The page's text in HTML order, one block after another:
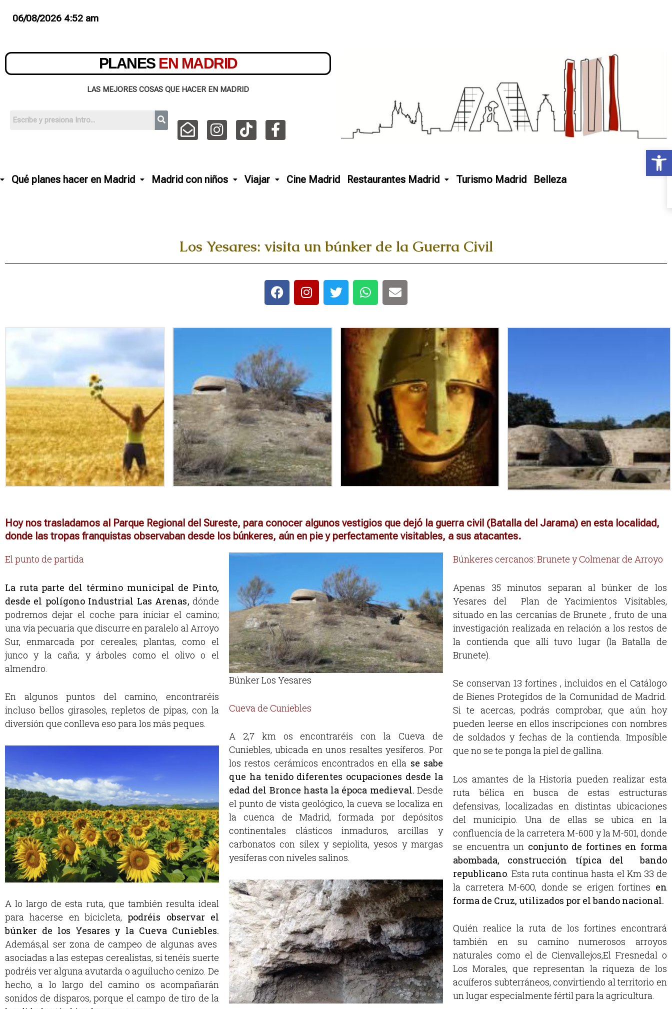
06/08/2026 4:52 am
PLANES EN MADRID
LAS MEJORES COSAS QUE HACER EN MADRID
Qué planes hacer en Madrid Madrid con niños Viajar Cine Madrid Restaurantes Madrid Turismo Madrid Belleza
Los Yesares: visita un búnker de la Guerra Civil
Hoy nos trasladamos al Parque Regional del Sureste, para conocer algunos vestigios que dejó la guerra civil (Batalla del Jarama) en esta localidad,
donde las tropas franquistas observaban desde los búnkeres, aún en pie y perfectamente visitables, a sus atacantes.
El punto de partida
La ruta parte del término municipal de Pinto,
desde el polígono Industrial Las Arenas, dónde
podremos dejar el coche para iniciar el camino;
una vía pecuaria que discurre en paralelo al Arroyo
Sur, enmarcada por cereales; plantas, como el
junco y la caña; y árboles como el olivo o el
almendro.
En algunos puntos del camino, encontraréis
incluso bellos girasoles, repletos de pipas, con la
diversión que conlleva eso para los más peques.
A lo largo de esta ruta, que también resulta ideal
para hacerse en bicicleta, podréis observar el
búnker de los Yesares y la Cueva Cuniebles.
Además,al ser zona de campeo de algunas aves
asociadas a las estepas cerealistas, si tenéis suerte
podréis ver alguna avutarda o aguilucho cenizo. De
hecho, a lo largo del camino os acompañarán
sonidos de disparos, porque el campo de tiro de la
Búnker Los Yesares
Cueva de Cuniebles
A 2,7 km os encontraréis con la Cueva de
Cuniebles, ubicada en unos resaltes yesíferos. Por
los restos cerámicos encontrados en ella se sabe
que ha tenido diferentes ocupaciones desde la
edad del Bronce hasta la época medieval. Desde
el punto de vista geológico, la cueva se localiza en
la cuenca de Madrid, formada por depósitos
continentales clásticos inmaduros, arcillas y
carbonatos con sílex y sepiolita, yesos y margas
yesíferas con niveles salinos.
Búnkeres cercanos: Brunete y Colmenar de Arroyo
Apenas 35 minutos separan al búnker de los
Yesares del Plan de Yacimientos Visitables,
situado en las cercanías de Brunete , fruto de una
investigación realizada en relación a los restos de
la contienda que allí tuvo lugar (la Batalla de
Brunete).
Se conservan 13 fortines , incluidos en el Catálogo
de Bienes Protegidos de la Comunidad de Madrid.
Si te acercas, podrás comprobar, que aún hoy
pueden leerse en ellos inscripciones con nombres
de soldados y fechas de la contienda. Imposible
que no se te ponga la piel de gallina.
Los amantes de la Historia pueden realizar esta
ruta bélica en busca de estas estructuras
defensivas, localizadas en distintas ubicaciones
del municipio. Una de ellas se ubica en la
confluencia de la carretera M-600 y la M-501, donde
se encuentra un conjunto de fortines en forma
abombada, construcción típica del bando
republicano. Esta ruta continua hasta el Km 33 de
la carretera M-600, donde se erigen fortines en
forma de Cruz, utilizados por el bando nacional.
Quién realice la ruta de los fortines encontrará
también en su camino numerosos arroyos
naturales como el de Cienvallejos,El Fresnedal o
Los Morales, que representan la riqueza de los
acuíferos subterráneos, convirtiendo al territorio en
un lugar especialmente fértil para la agricultura.